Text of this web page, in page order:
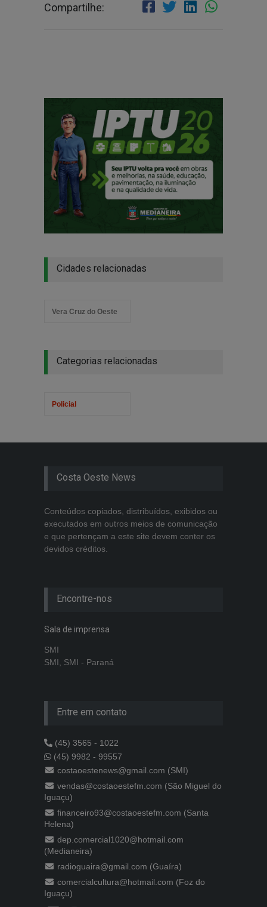
Compartilhe:
Cidades relacionadas
Vera Cruz do Oeste
Categorias relacionadas
Policial
Costa Oeste News
Conteúdos copiados, distribuídos, exibidos ou
executados em outros meios de comunicação
e que pertençam a este site devem conter os
devidos créditos.
Encontre-nos
Sala de imprensa
SMI
SMI, SMI - Paraná
Entre em contato
(45) 3565 - 1022
(45) 9982 - 99557
costaoestenews@gmail.com (SMI)
vendas@costaoestefm.com (São Miguel do
Iguaçu)
financeiro93@costaoestefm.com (Santa
Helena)
dep.comercial1020@hotmail.com
(Medianeira)
radioguaira@gmail.com (Guaíra)
comercialcultura@hotmail.com (Foz do
Iguaçu)